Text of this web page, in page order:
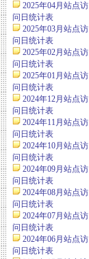
2025年04月站点访
问日统计表
2025年03月站点访
问日统计表
2025年02月站点访
问日统计表
2025年01月站点访
问日统计表
2024年12月站点访
问日统计表
2024年11月站点访
问日统计表
2024年10月站点访
问日统计表
2024年09月站点访
问日统计表
2024年08月站点访
问日统计表
2024年07月站点访
问日统计表
2024年06月站点访
问日统计表